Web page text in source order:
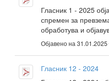
Гласник 1 - 2025
спремен за
обработува и
Објавено на 31.01.2025
Гласник 12 - 2024